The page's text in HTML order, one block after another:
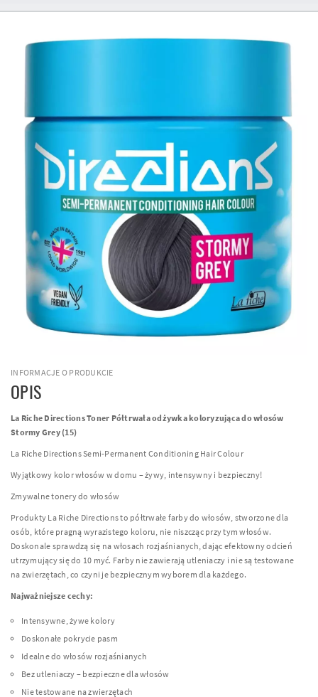
INFORMACJE O PRODUKCIE
OPIS
La Riche Directions Toner Półtrwała odżywka koloryzująca do włosów
Stormy Grey (15)
La Riche Directions Semi-Permanent Conditioning Hair Colour
Wyjątkowy kolor włosów w domu – żywy, intensywny i bezpieczny!
Zmywalne tonery do włosów
Produkty La Riche Directions to półtrwałe farby do włosów, stworzone dla
osób, które pragną wyrazistego koloru, nie niszcząc przy tym włosów.
Doskonale sprawdzą się na włosach rozjaśnianych, dając efektowny odcień
utrzymujący się do 10 myć. Farby nie zawierają utleniaczy i nie są testowane
na zwierzętach, co czyni je bezpiecznym wyborem dla każdego.
Najważniejsze cechy:
Intensywne, żywe kolory
Doskonałe pokrycie pasm
Idealne do włosów rozjaśnianych
Bez utleniaczy – bezpieczne dla włosów
Nie testowane na zwierzętach